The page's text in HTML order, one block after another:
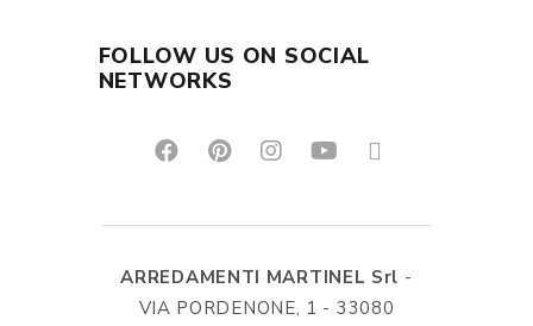
FOLLOW US ON SOCIAL
NETWORKS
ARREDAMENTI MARTINEL Srl -
VIA PORDENONE, 1 - 33080